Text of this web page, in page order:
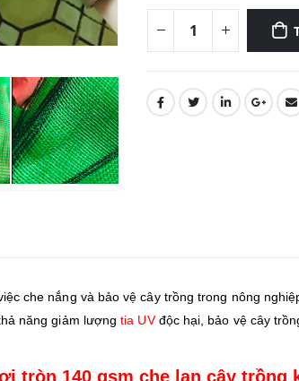
che nắng và bảo vệ cây trồng trong nông
năng giảm lượngtia UVđộc hại, bảo vệ cây
tròn 140 gsm che lan cây trồng